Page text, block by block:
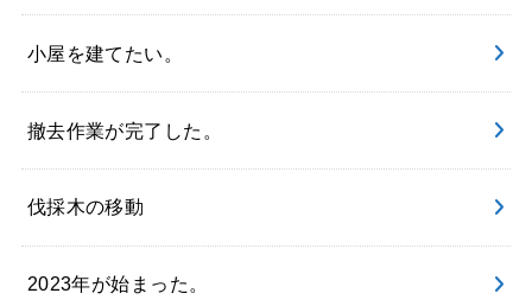
小屋を建てたい。
撤去作業が完了した。
伐採木の移動
2023年が始まった。